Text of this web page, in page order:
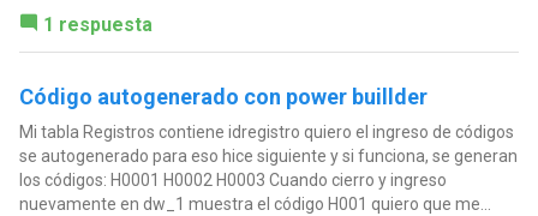
1 respuesta
Código autogenerado con power buillder
Mi tabla Registros contiene idregistro quiero el ingreso de códigos
se autogenerado para eso hice siguiente y si funciona, se generan
los códigos: H0001 H0002 H0003 Cuando cierro y ingreso
nuevamente en dw_1 muestra el código H001 quiero que me...